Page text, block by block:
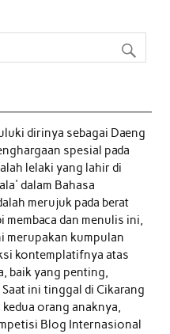
dirinya sebagai Daeng
spesial pada
lelaki yang lahir di
dalam Bahasa
merujuk pada berat
membaca dan menulis ini,
merupakan kumpulan
kontemplatifnya atas
baik yang penting,
ini tinggal di Cikarang
orang anaknya,
Blog Internasional